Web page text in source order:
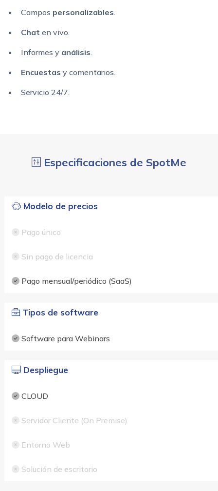
Campos personalizables
Chat en vivo.
Informes y análisis
Encuestas y comentarios.
Servicio 24/7.
Especificaciones de SpotMe
Modelo de precios
Pago único
Sin pago de licencia
Pago mensual/periódico (SaaS)
Tipos de software
Software para Webinars
Despliegue
CLOUD
Servidor Cliente (On Premise)
Entorno Web
Solución de escritorio